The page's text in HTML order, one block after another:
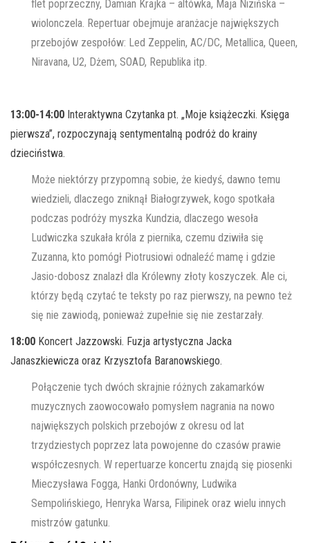
flet poprzeczny, Damian Krajka – altówka, Maja Nizińska –
wiolonczela. Repertuar obejmuje aranżacje największych
przebojów zespołów: Led Zeppelin, AC/DC, Metallica, Queen,
Niravana, U2, Dżem, SOAD, Republika itp.
13:00-14:00 Interaktywna Czytanka pt. „Moje książeczki. Księga
pierwsza”, rozpoczynają sentymentalną podróż do krainy
dzieciństwa.
Może niektórzy przypomną sobie, że kiedyś, dawno temu
wiedzieli, dlaczego zniknął Białogrzywek, kogo spotkała
podczas podróży myszka Kundzia, dlaczego wesoła
Ludwiczka szukała króla z piernika, czemu dziwiła się
Zuzanna, kto pomógł Piotrusiowi odnaleźć mamę i gdzie
Jasio-dobosz znalazł dla Królewny złoty koszyczek. Ale ci,
którzy będą czytać te teksty po raz pierwszy, na pewno też
się nie zawiodą, ponieważ zupełnie się nie zestarzały.
18:00 Koncert Jazzowski. Fuzja artystyczna Jacka
Janaszkiewicza oraz Krzysztofa Baranowskiego.
Połączenie tych dwóch skrajnie różnych zakamarków
muzycznych zaowocowało pomysłem nagrania na nowo
największych polskich przebojów z okresu od lat
trzydziestych poprzez lata powojenne do czasów prawie
współczesnych. W repertuarze koncertu znajdą się piosenki
Mieczysława Fogga, Hanki Ordonówny, Ludwika
Sempolińskiego, Henryka Warsa, Filipinek oraz wielu innych
mistrzów gatunku.